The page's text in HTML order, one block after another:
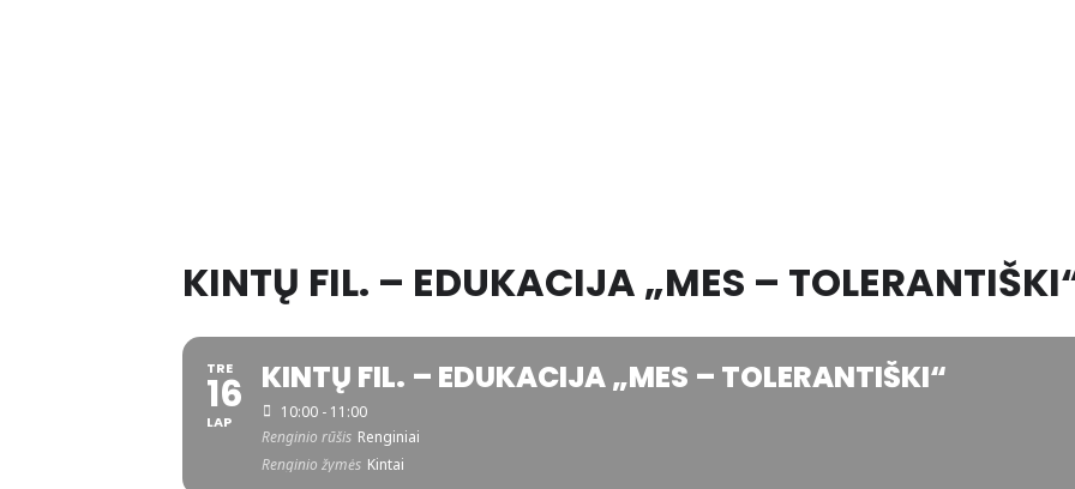
KINTŲ FIL. – EDUKACIJA „MES –
TRE
16
LAP
KINTŲ FIL. – EDUKACIJA „MES – TOLERANTIŠKI“
10:00 - 11:00
Renginio rūšis Renginiai
Renginio žymės Kintai